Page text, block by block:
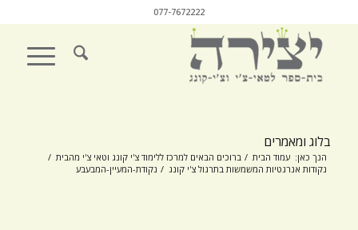
077-7672222
בלוג ומאמרים
הנך כאן: עמוד הבית / ברוכים הבאים למרכז ללימוד צ'י קונג וטאי צ'י מהבית /
נקודות אנרגטיות המשמשות בתרגול צ'י קונג / נקודת-המעיין-המבעבע